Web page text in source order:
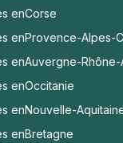
enCorse
enProvence-Alpes-
enAuvergne-Rhône-
enOccitanie
enNouvelle-
enBretagne